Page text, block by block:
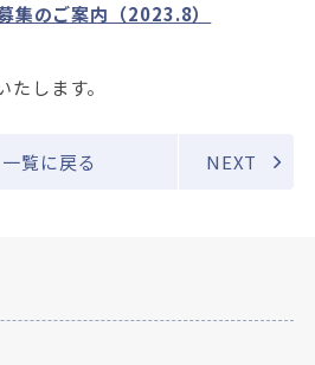
のご案内（2023.8）
します。
一覧に戻る NEXT